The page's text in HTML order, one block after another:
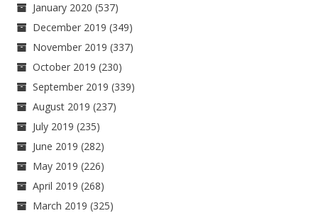
January 2020 (537)
December 2019 (349)
November 2019 (337)
October 2019 (230)
September 2019 (339)
August 2019 (237)
July 2019 (235)
June 2019 (282)
May 2019 (226)
April 2019 (268)
March 2019 (325)